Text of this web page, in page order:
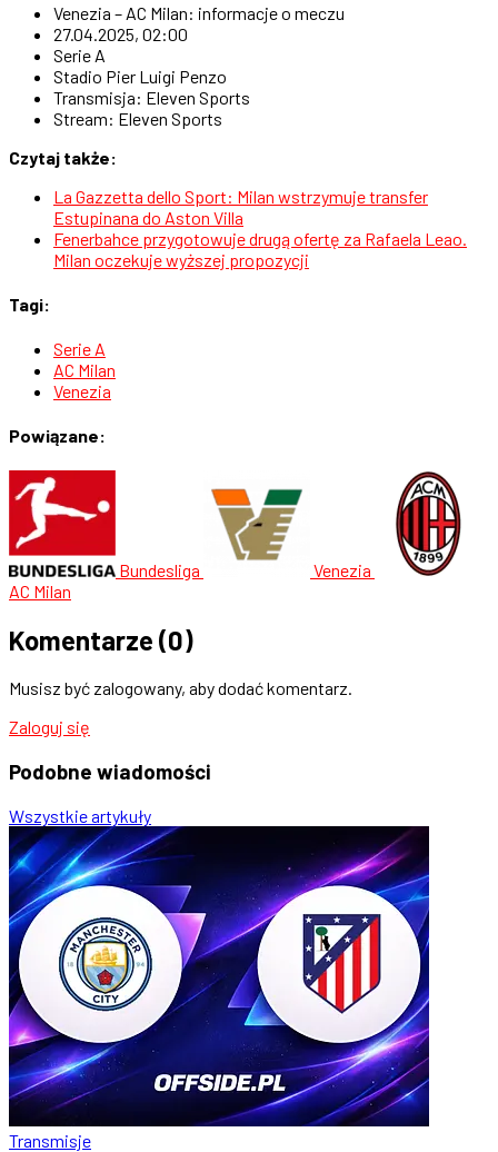
Venezia – AC Milan: informacje o meczu
27.04.2025, 02:00
Serie A
Stadio Pier Luigi Penzo
Transmisja: Eleven Sports
Stream: Eleven Sports
Czytaj także:
La Gazzetta dello Sport: Milan wstrzymuje transfer
Estupinana do Aston Villa
Fenerbahce przygotowuje drugą ofertę za Rafaela Leao.
Milan oczekuje wyższej propozycji
Tagi:
Serie A
AC Milan
Venezia
Powiązane:
Bundesliga
Venezia
AC Milan
Komentarze (0)
Musisz być zalogowany, aby dodać komentarz.
Zaloguj się
Podobne wiadomości
Wszystkie artykuły
Transmisje